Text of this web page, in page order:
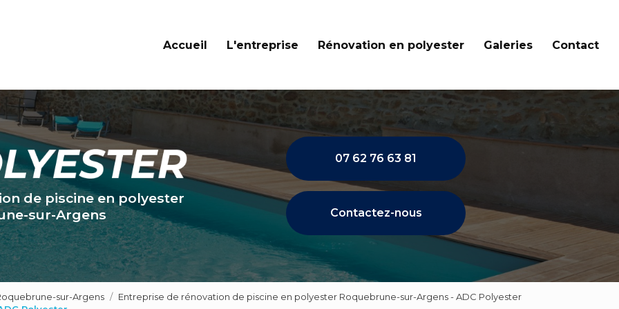
Accueil L'entreprise Rénovation en polyester Galeries Contact
de piscine en polyester
sur-Argens
07 62 76 63 81
Contactez-nous
sur-Argens
Entreprise de rénovation de piscine en polyester Roquebrune-sur-Argens - ADC Polyester